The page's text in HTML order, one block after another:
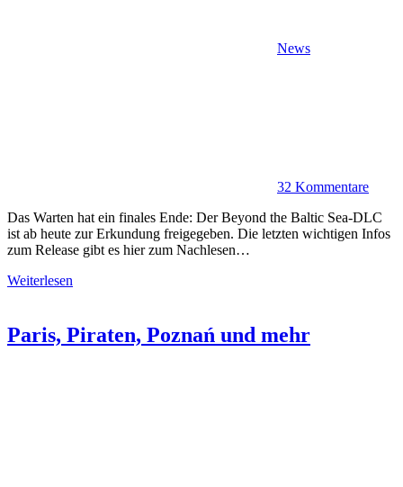
News
32 Kommentare
Das Warten hat ein finales Ende: Der Beyond the Baltic Sea-DLC
ist ab heute zur Erkundung freigegeben. Die letzten wichtigen Infos
zum Release gibt es hier zum Nachlesen…
Weiterlesen
Paris, Piraten, Poznań und mehr